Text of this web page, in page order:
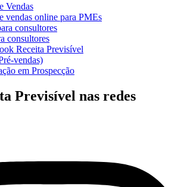
Vendas
vendas online para PMEs
consultores
consultores
Receita Previsível
vendas)
em Prospecção
Previsível nas redes